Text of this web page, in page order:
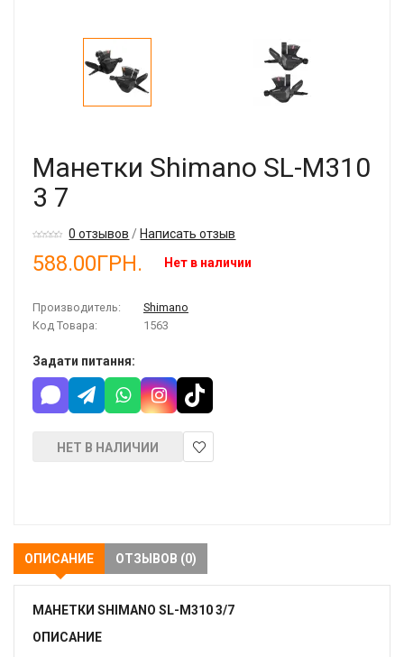
Манетки Shimano SL-M310
3 7
0 отзывов /Написать отзыв
588.00ГРН. Нет в наличии
Производитель:
Shimano
Код Товара:
1563
Задати питання:
НЕТ В НАЛИЧИИ
ОПИСАНИЕ ОТЗЫВОВ (0)
МАНЕТКИ SHIMANO SL-M310 3/7
ОПИСАНИЕ